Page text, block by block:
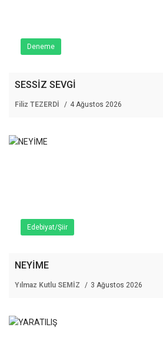
Deneme
SESSİZ SEVGİ
Filiz TEZERDİ 4 Ağustos 2026
Edebiyat/Şiir
NEYİME
Yılmaz Kutlu SEMİZ 3 Ağustos 2026